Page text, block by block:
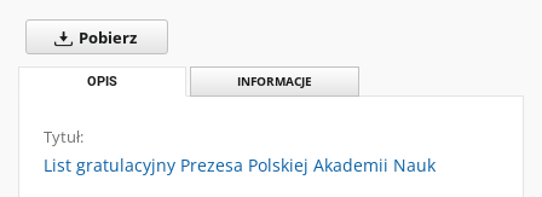
Pobierz
OPIS INFORMACJE
Tytuł:
List gratulacyjny Prezesa Polskiej Akademii Nauk